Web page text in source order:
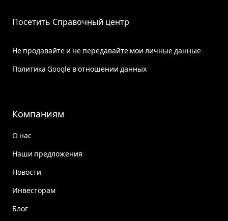
Посетить Справочный центр
Не продавайте и не передавайте мои личные данные
Политика Google в отношении данных
Компаниям
О нас
Наши предложения
Новости
Инвесторам
Блог